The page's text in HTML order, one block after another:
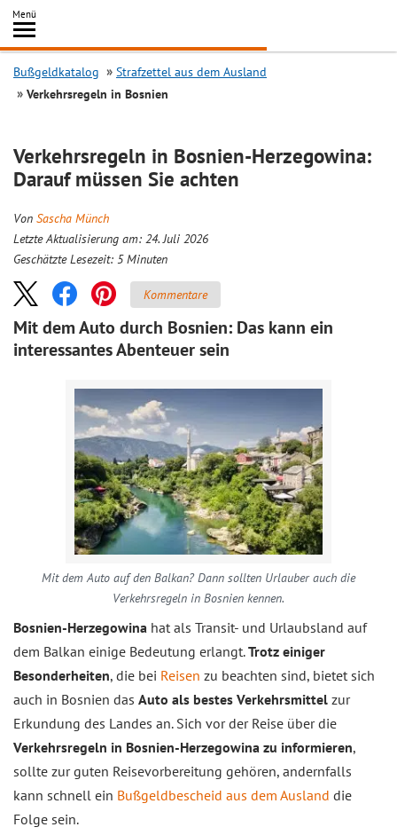
Inhalt
springen
Menü
Search
Bußgeldkatalog
Strafzettel aus dem Ausland
Verkehrsregeln in Bosnien
Verkehrsregeln in Bosnien-Herzegowina:
Darauf müssen Sie achten
Von Sascha Münch
Letzte Aktualisierung am: 24. Juli 2026
Geschätzte Lesezeit: 5 Minuten
Kommentare
Mit dem Auto durch Bosnien: Das kann ein
interessantes Abenteuer sein
Mit dem Auto auf den Balkan? Dann sollten Urlauber auch die
Verkehrsregeln in Bosnien kennen.
Bosnien-Herzegowina hat als Transit- und Urlaubsland auf
dem Balkan einige Bedeutung erlangt.Trotz einiger
Besonderheiten, die bei Reisen zu beachten sind, bietet sich
auch in Bosnien das Auto als bestes Verkehrsmittel zur
Erkundung des Landes an. Sich vor der Reise über die
Verkehrsregeln in Bosnien-Herzegowina zu informieren,
sollte zur guten Reisevorbereitung gehören, andernfalls
kann schnell ein Bußgeldbescheid aus dem Ausland die
Folge sein.